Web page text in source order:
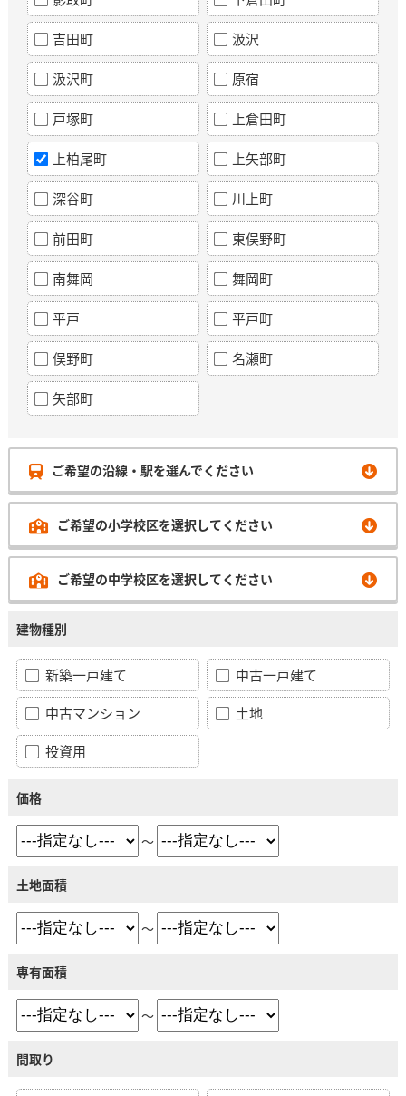
吉田町 汲沢
汲沢町 原宿
戸塚町 上倉田町
上柏尾町 上矢部町
深谷町 川上町
前田町 東俣野町
南舞岡 舞岡町
平戸 平戸町
俣野町 名瀬町
矢部町
ご希望の沿線・駅を選んでください
ご希望の小学校区を選択してください
ご希望の中学校区を選択してください
建物種別
新築一戸建て
中古一戸建て
中古マンション
土地
投資用
価格
～
土地面積
～
専有面積
～
間取り